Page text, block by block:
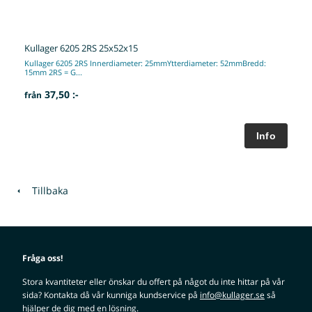
Kullager 6205 2RS 25x52x15
Kullager 6205 2RS Innerdiameter: 25mmYtterdiameter: 52mmBredd:
15mm 2RS = G...
från 37,50 :-
Tillbaka
Fråga oss!
Stora kvantiteter eller önskar du offert på något du inte hittar på vår
sida? Kontakta då vår kunniga kundservice på info@kullager.seså
hjälper de dig med en lösning.